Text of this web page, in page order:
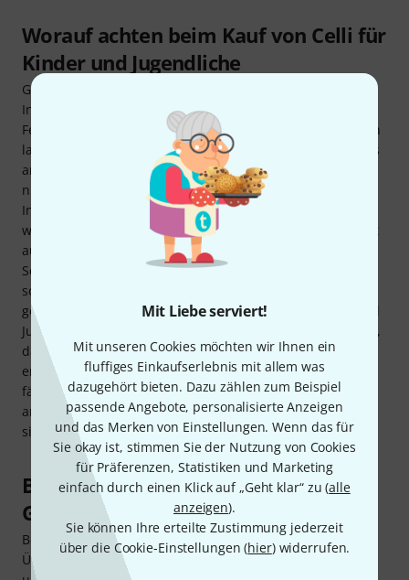
Mit Liebe serviert!
Mit unseren Cookies möchten wir Ihnen ein
fluffiges Einkaufserlebnis mit allem was
dazugehört bieten. Dazu zählen zum Beispiel
passende Angebote, personalisierte Anzeigen
und das Merken von Einstellungen. Wenn das für
Sie okay ist, stimmen Sie der Nutzung von Cookies
für Präferenzen, Statistiken und Marketing
einfach durch einen Klick auf „Geht klar“ zu (alle
anzeigen).
Sie können Ihre erteilte Zustimmung jederzeit
über die Cookie-Einstellungen (hier) widerrufen.
Worauf achten beim Kauf von Celli für
Kinder und Jugendliche
Grundsätzlich wichtig ist es, dass Einsteiger auf einem
Instrument in vernünftiger Qualität lernen. Etwaige
Fertigungsfehler könnten schnell die Motivation schwinden
lassen. Dabei steht die Problematik im Raum, dass die Kids
an sich selbst zweifeln würden, zumal sie anfangs noch
nicht beurteilen können, dass der eigentliche Fehler am
Instrument liegt und die Schuld auf sich selbst schieben
würden. Um solche bremsenden Hemmnisse gar nicht erst
aufkommen zu lassen, sollte auch und gerade bei
Schülerinstrumenten nicht das billigste Instrument,
sondern das mit dem besten Preis-Leistungs-Verhältnis
gewählt werden. Sicherlich, wenn man Celli für Kinder und
Jugendliche kaufen will, muss man per se davon ausgehen,
dass die Kids dem Instrument nach wenigen Jahren
entwachsen sind und die Investition in ein größeres Cello
fällig wird. Aber das ist beispielsweise bei Schuhen nicht
anders. Wird das Instrument vernünftig gepflegt, dürfte
sich der finanzielle Verlust in vertretbaren Grenzen halten.
Beim Cello-Kauf die altersgerechte
Größe wählen
Bekanntlich ist es ratsam, frühzeitig mit dem Lernen und
Üben zu starten. Glücklicherweise gibt es Celli nicht nur in